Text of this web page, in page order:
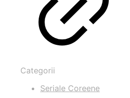
Categorii
Seriale Coreene